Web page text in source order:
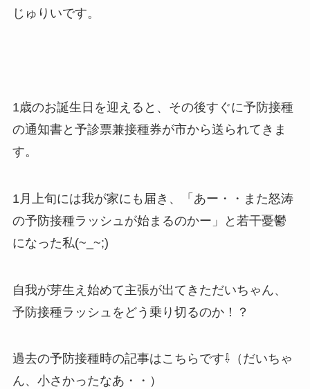
じゅりいです。
1歳のお誕生日を迎えると、その後すぐに予防接種
の通知書と予診票兼接種券が市から送られてきま
す。
1月上旬には我が家にも届き、「あー・・また怒涛
の予防接種ラッシュが始まるのかー」と若干憂鬱
になった私(~_~;)
自我が芽生え始めて主張が出てきただいちゃん、
予防接種ラッシュをどう乗り切るのか！？
過去の予防接種時の記事はこちらです⇩（だいちゃ
ん、小さかったなあ・・）